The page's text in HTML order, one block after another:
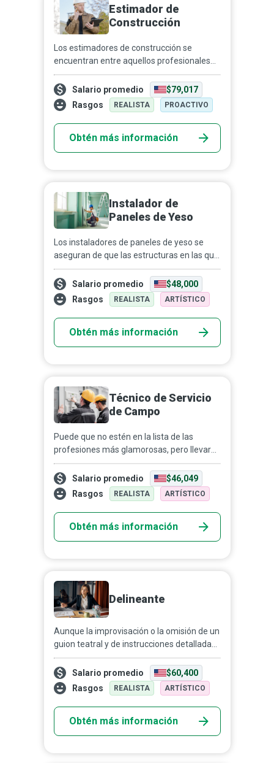
Estimador de
Construcción
Los estimadores de construcción se
encuentran entre aquellos profesionales
que son parte integral de nuestra sociedad
pero que rara vez son recordados o
reconocidos. Su trabaj...
Salario promedio
$79,017
Rasgos
REALISTA PROACTIVO
Obtén más información
Instalador de
Paneles de Yeso
Los instaladores de paneles de yeso se
aseguran de que las estructuras en las que
trabajan sean tan sostenibles como
estéticas. Colocan paneles resistentes al
fuego, la humeda...
Salario promedio
$48,000
Rasgos
REALISTA ARTÍSTICO
Obtén más información
Técnico de Servicio
de Campo
Puede que no estén en la lista de las
profesiones más glamorosas, pero llevar
una vida cómoda sería casi imposible sin
los técnicos de servicio de campo. Una
empresa envía a u...
Salario promedio
$46,049
Rasgos
REALISTA ARTÍSTICO
Obtén más información
Delineante
Aunque la improvisación o la omisión de un
guion teatral y de instrucciones detalladas
de escena pueden funcionar en el teatro,
los proyectos arquitectónicos o de
fabricación,...
Salario promedio
$60,400
Rasgos
REALISTA ARTÍSTICO
Obtén más información